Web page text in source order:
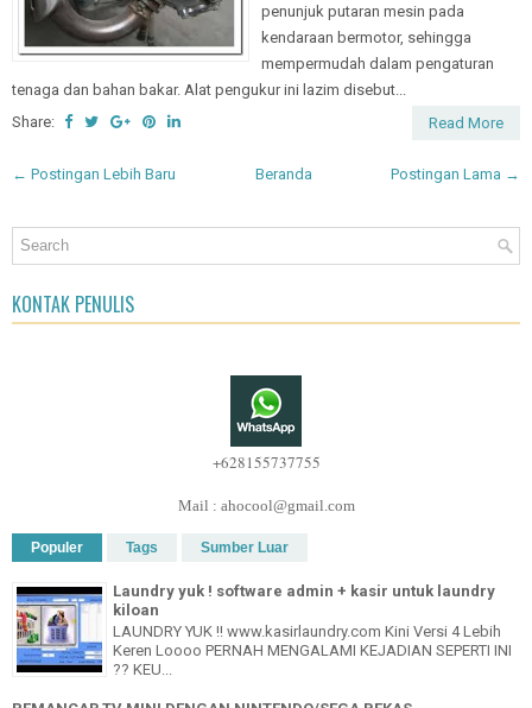
penunjuk putaran mesin pada
kendaraan bermotor, sehingga
mempermudah dalam pengaturan
tenaga dan bahan bakar. Alat pengukur ini lazim disebut...
Share:
Read More
← Postingan Lebih Baru Postingan Lama →
Beranda
KONTAK PENULIS
+628155737755
Mail : ahocool@gmail.com
Populer Tags Sumber Luar
Laundry yuk ! software admin + kasir untuk laundry
kiloan
LAUNDRY YUK !! www.kasirlaundry.com Kini Versi 4 Lebih
Keren Loooo PERNAH MENGALAMI KEJADIAN SEPERTI INI
?? KEU...